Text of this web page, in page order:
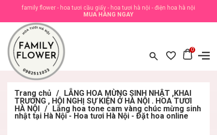
family flower - hoa tươi cầu giấy - hoa tươi hà nội - điện hoa hà nội
MUA HÀNG NGAY
0
Trang chủ / LẴNG HOA MỪNG SINH NHẬT ,KHAI
TRƯƠNG , HỘI NGHỊ SỰ KIỆN Ở HÀ NỘI . HOA TƯƠI
HÀ NỘI / Lẵng hoa tone cam vàng chúc mừng sinh
nhật tại Hà Nội - Hoa tươi Hà Nội - Đặt hoa online